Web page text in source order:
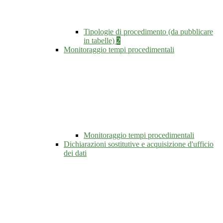
Tipologie di procedimento (da pubblicare
in tabelle) 2
Monitoraggio tempi procedimentali
Monitoraggio tempi procedimentali
Dichiarazioni sostitutive e acquisizione d'ufficio
dei dati